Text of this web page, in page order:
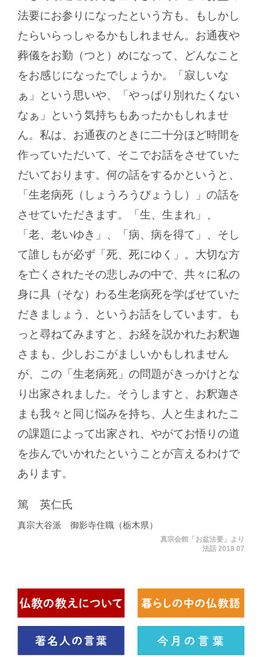
法要にお参りになったという方も、もしかし
たらいらっしゃるかもしれません。お通夜や
葬儀をお勤（つと）めになって、どんなこと
をお感じになったでしょうか。「寂しいな
ぁ」という思いや、「やっぱり別れたくない
なぁ」という気持ちもあったかもしれませ
ん。私は、お通夜のときに二十分ほど時間を
作っていただいて、そこでお話をさせていた
だいております。何の話をするかというと、
「生老病死（しょうろうびょうし）」の話を
させていただきます。「生、生まれ」、
「老、老いゆき」、「病、病を得て」、そし
て誰しもが必ず「死、死にゆく」。大切な方
を亡くされたその悲しみの中で、共々に私の
身に具（そな）わる生老病死を学ばせていた
だきましょう、というお話をしています。も
っと尋ねてみますと、お経を説かれたお釈迦
さまも、少しおこがましいかもしれません
が、この「生老病死」の問題がきっかけとな
り出家されました。そうしますと、お釈迦さ
まも我々と同じ悩みを持ち、人と生まれたこ
の課題によって出家され、やがてお悟りの道
を歩んでいかれたということが言えるわけで
あります。
篤 英仁氏
真宗大谷派 御影寺住職（栃木県）
真宗会館「お盆法要」より
法話 2018 07